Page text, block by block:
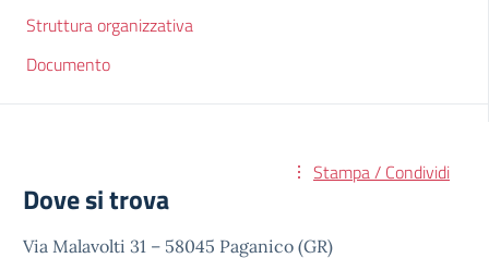
Struttura organizzativa
Documento
Stampa / Condividi
Dove si trova
Via Malavolti 31 – 58045 Paganico (GR)